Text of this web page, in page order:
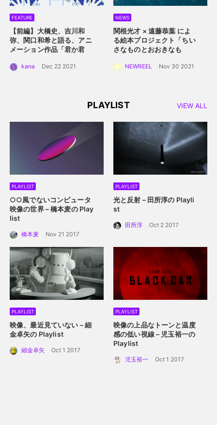
FEATURE
【前編】大橋史、吉川和
弥、関口和希と語る、アニ
メーション作品「君か君
ーデザインと感情移入させ
kana Dec 22 2021
NEWS
関根光才 × 遠藤恭葉 によ
る絵本プロジェクト「ちい
さなものとおおきなも
本にするプロジェクト始動
NEWREEL Nov 30 2021
PLAYLIST VIEW ALL
PLAYLIST
○○風でないコンピュータ
映像の世界 – 橋本麦の Play
list
橋本麦 Nov 21 2017
PLAYLIST
光と反射 – 田所淳の Playli
st
田所淳 Oct 2 2017
PLAYLIST
映像、最近見ていない – 細
金卓矢の Playlist
細金卓矢 Oct 1 2017
PLAYLIST
映像の上品なトーンと温度
感の低い視線 – 児玉裕一の
Playlist
児玉裕一 Oct 1 2017